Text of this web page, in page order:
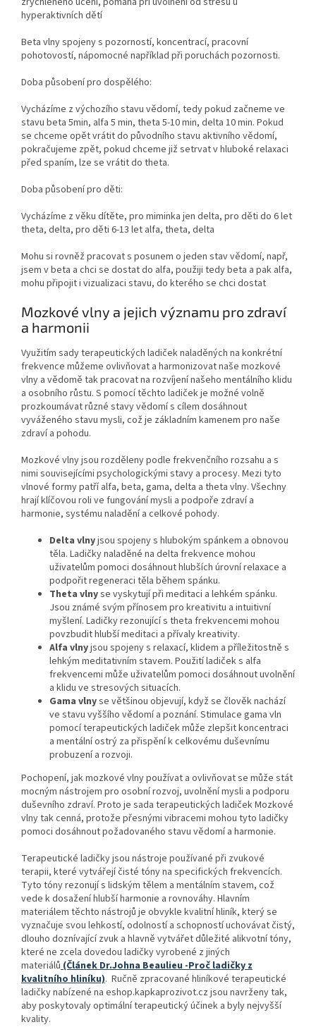
hyperaktivních dětí
Beta vlny spojeny s pozorností, koncentrací, pracovní
pohotovostí, nápomocné například při poruchách pozornosti.
Doba působení pro dospělého:
Vycházíme z výchozího stavu vědomí, tedy pokud začneme ve
stavu beta 5min, alfa 5 min, theta 5-10 min, delta 10 min. Pokud
se chceme opět vrátit do původního stavu aktivního vědomí,
pokračujeme zpět, pokud chceme již setrvat v hluboké relaxaci
před spaním, lze se vrátit do theta.
Doba působení pro děti:
Vycházíme z věku dítěte, pro miminka jen delta, pro děti do 6 let
theta, delta, pro děti 6-13 let alfa, theta, delta
Mohu si rovněž pracovat s posunem o jeden stav vědomí, např,
jsem v beta a chci se dostat do alfa, použiji tedy beta a pak alfa,
mohu připojit i vizualizaci stavu, do kterého se chci dostat
Mozkové vlny a jejich významu pro zdraví
a harmonii
Využitím sady terapeutických ladiček naladěných na konkrétní
frekvence můžeme ovlivňovat a harmonizovat naše mozkové
vlny a vědomě tak pracovat na rozvíjení našeho mentálního klidu
a osobního růstu. S pomocí těchto ladiček je možné volně
prozkoumávat různé stavy vědomí s cílem dosáhnout
vyváženého stavu mysli, což je základním kamenem pro naše
zdraví a pohodu.
Mozkové vlny jsou rozděleny podle frekvenčního rozsahu a s
nimi souvisejícími psychologickými stavy a procesy. Mezi tyto
vlnové formy patří alfa, beta, gama, delta a theta vlny. Všechny
hrají klíčovou roli ve fungování mysli a podpoře zdraví a
harmonie, systému naladění a celkové pohody.
Delta vlnyjsou spojeny s hlubokým spánkem a obnovou
těla. Ladičky naladěné na delta frekvence mohou
uživatelům pomoci dosáhnout hlubších úrovní relaxace a
podpořit regeneraci těla během spánku.
Theta vlnyse vyskytují při meditaci a lehkém spánku.
Jsou známé svým přínosem pro kreativitu a intuitivní
myšlení. Ladičky rezonující s theta frekvencemi mohou
povzbudit hlubší meditaci a přívaly kreativity.
Alfa vlnyjsou spojeny s relaxací, klidem a příležitostně s
lehkým meditativním stavem. Použití ladiček s alfa
frekvencemi může uživatelům pomoci dosáhnout uvolnění
a klidu ve stresových situacích.
Gama vlnyse většinou objevují, když se člověk nachází
ve stavu vyššího vědomí a poznání. Stimulace gama vln
pomocí terapeutických ladiček může zlepšit koncentraci
a mentální ostrý za přispění k celkovému duševnímu
probuzení a rozvoji.
Pochopení, jak mozkové vlny používat a ovlivňovat se může stát
mocným nástrojem pro osobní rozvoj, uvolnění mysli a podporu
duševního zdraví. Proto je sada terapeutických ladiček Mozkové
vlny tak cenná, protože přesnými vibracemi mohou tyto ladičky
pomoci dosáhnout požadovaného stavu vědomí a harmonie.
Terapeutické ladičky jsou nástroje používané při zvukové
terapii, které vytvářejí čisté tóny na specifických frekvencích.
Tyto tóny rezonují s lidským tělem a mentálním stavem, což
vede k dosažení hlubší harmonie a rovnováhy. Hlavním
materiálem těchto nástrojů je obvykle kvalitní hliník, který se
vyznačuje svou lehkostí, odolností a schopností uchovávat čistý,
dlouho doznívající zvuk a hlavně vytvářet důležité alikvotní tóny,
které ne zcela dovedou ladičky vyrobené z jiných
materiálů (Článek Dr.Johna Beaulieu -Proč ladičky z
kvalitního hliníku). Ručně zpracované hliníkové terapeutické
ladičky nabízené na eshop.kapkaprozivot.cz jsou navrženy tak,
aby poskytovaly optimální terapeutický účinek a byly nejvyšší
kvality.